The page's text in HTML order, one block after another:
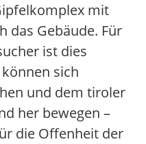
mit
das Gebäude. Für
ist dies
sich
und dem tiroler
her bewegen –
die Offenheit der